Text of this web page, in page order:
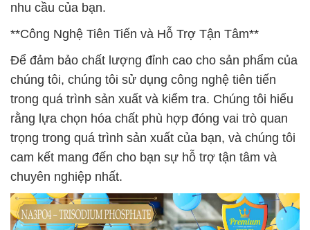
nhu cầu của bạn.
**Công Nghệ Tiên Tiến và Hỗ Trợ Tận Tâm**
Để đảm bảo chất lượng đỉnh cao cho sản phẩm của
chúng tôi, chúng tôi sử dụng công nghệ tiên tiến
trong quá trình sản xuất và kiểm tra. Chúng tôi hiểu
rằng lựa chọn hóa chất phù hợp đóng vai trò quan
trọng trong quá trình sản xuất của bạn, và chúng tôi
cam kết mang đến cho bạn sự hỗ trợ tận tâm và
chuyên nghiệp nhất.